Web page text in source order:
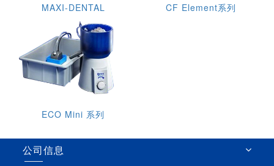
MAXI-DENTAL CF Element系列
ECO Mini 系列
公司信息